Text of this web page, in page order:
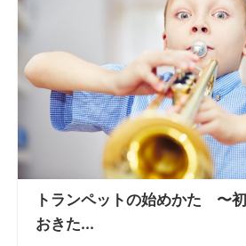
トランペットの始めかた 〜
おきた...